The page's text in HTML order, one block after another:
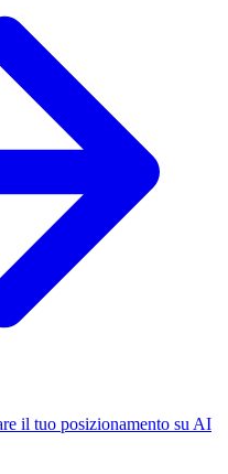
il tuo posizionamento su AI